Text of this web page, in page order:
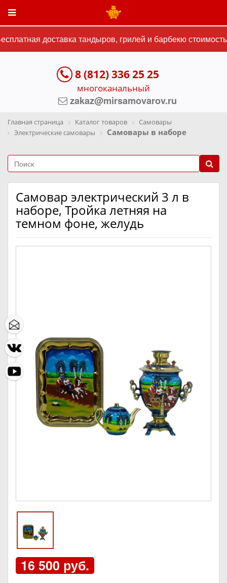
доставка тандыров, грилей и барбекю
8 (812) 336 25 25
многоканальный
zakaz@mirsamovarov.ru
Главная страница Каталог товаров
Самовары
Электрические самовары
Самовары в наборе
Самовар электрический 3 л в
наборе, Тройка летняя на
темном фоне, желудь
16 500 руб.